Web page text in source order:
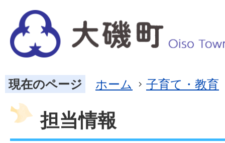
現在のページ ホーム 子育て・教育
担当情報